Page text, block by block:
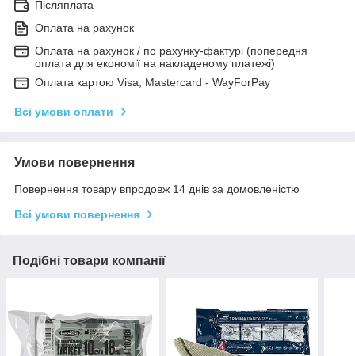
Післяплата
Оплата на рахунок
Оплата на рахунок / по рахунку-фактурі (попередня
оплата для економії на накладеному платежі)
Оплата картою Visa, Mastercard - WayForPay
Всі умови оплати
Умови повернення
Повернення товару впродовж 14 днів за домовленістю
Всі умови повернення
Подібні товари компанії